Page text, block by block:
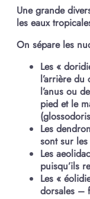
Une grande
les eaux
On sépare les
Les «
l’arrière
l’anus ou
pied et le
Les
sont sur
Les
puisqu’ils
Les «
dorsales –